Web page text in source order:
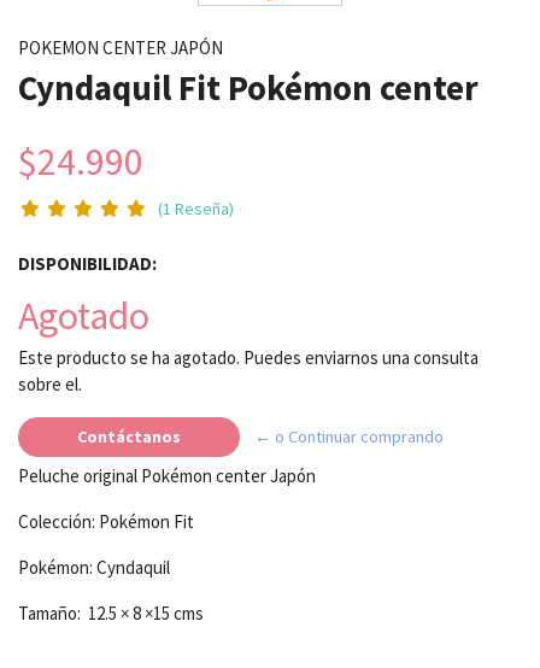
POKEMON CENTER JAPÓN
Cyndaquil Fit Pokémon center
$24.990
(1 Reseña)
DISPONIBILIDAD:
Agotado
Este producto se ha agotado. Puedes enviarnos una consulta
sobre el.
Contáctanos ← o Continuar comprando
Peluche original Pokémon center Japón
Colección: Pokémon Fit
Pokémon: Cyndaquil
Tamaño: 12.5 × 8 ×15 cms